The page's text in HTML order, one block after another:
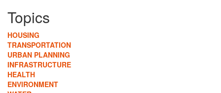
Topics
HOUSING
TRANSPORTATION
URBAN PLANNING
INFRASTRUCTURE
HEALTH
ENVIRONMENT